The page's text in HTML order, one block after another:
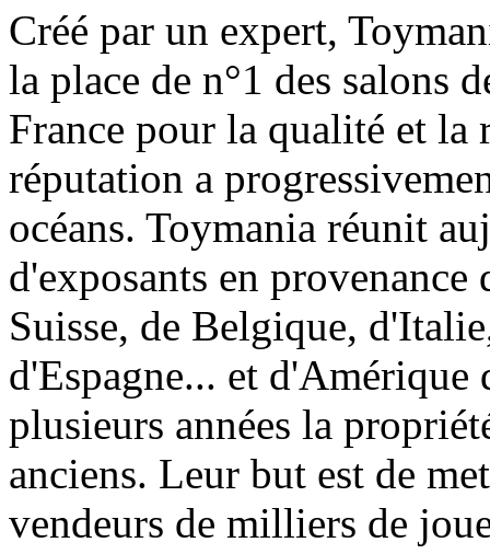
Créé par un expert,
la place de n°1 des salons
France pour la qualité et la
réputation a
océans. Toymania réunit
d'exposants en
Suisse, de Belgique,
d'Espagne... et
plusieurs années la
anciens. Leur but est de
vendeurs de milliers de